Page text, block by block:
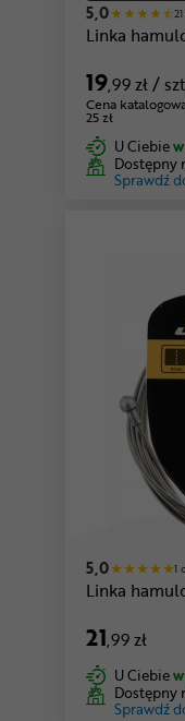
5,0
Linka
19,99 zł/
Cena
25 zł
U Ciebie
Dostępny
Sprawdź
5,0 1
Linka
21,99 zł
U Ciebie
Dostępny
Sprawdź